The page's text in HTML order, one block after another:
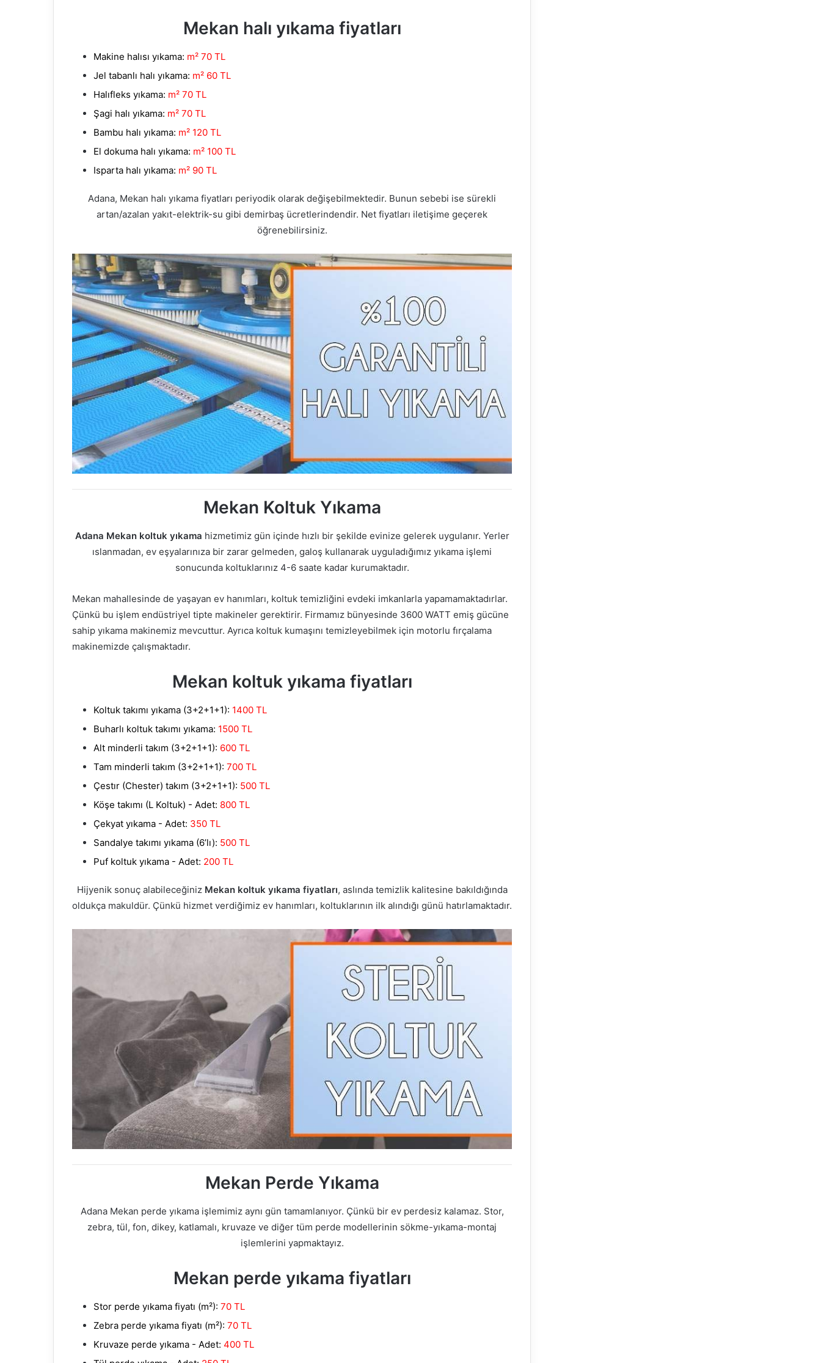
Mekan halı yıkama fiyatları
Makine halısı yıkama: m² 70 TL
Jel tabanlı halı yıkama: m² 60 TL
Halıfleks yıkama: m² 70 TL
Şagi halı yıkama: m² 70 TL
Bambu halı yıkama: m² 120 TL
El dokuma halı yıkama: m² 100 TL
Isparta halı yıkama: m² 90 TL
Adana, Mekan halı yıkama fiyatları periyodik olarak değişebilmektedir. Bunun sebebi ise sürekli
artan/azalan yakıt-elektrik-su gibi demirbaş ücretlerindendir. Net fiyatları iletişime geçerek
öğrenebilirsiniz.
Mekan Koltuk Yıkama
Adana Mekan koltuk yıkama hizmetimiz gün içinde hızlı bir şekilde evinize gelerek uygulanır. Yerler
ıslanmadan, ev eşyalarınıza bir zarar gelmeden, galoş kullanarak uyguladığımız yıkama işlemi
sonucunda koltuklarınız 4-6 saate kadar kurumaktadır.
Mekan mahallesinde de yaşayan ev hanımları, koltuk temizliğini evdeki imkanlarla yapamamaktadırlar.
Çünkü bu işlem endüstriyel tipte makineler gerektirir. Firmamız bünyesinde 3600 WATT emiş gücüne
sahip yıkama makinemiz mevcuttur. Ayrıca koltuk kumaşını temizleyebilmek için motorlu fırçalama
makinemizde çalışmaktadır.
Mekan koltuk yıkama fiyatları
Koltuk takımı yıkama (3+2+1+1): 1400 TL
Buharlı koltuk takımı yıkama: 1500 TL
Alt minderli takım (3+2+1+1): 600 TL
Tam minderli takım (3+2+1+1): 700 TL
Çestır (Chester) takım (3+2+1+1): 500 TL
Köşe takımı (L Koltuk) - Adet: 800 TL
Çekyat yıkama - Adet: 350 TL
Sandalye takımı yıkama (6’lı): 500 TL
Puf koltuk yıkama - Adet: 200 TL
Hijyenik sonuç alabileceğiniz Mekan koltuk yıkama fiyatları, aslında temizlik kalitesine bakıldığında
oldukça makuldür. Çünkü hizmet verdiğimiz ev hanımları, koltuklarının ilk alındığı günü hatırlamaktadır.
Mekan Perde Yıkama
Adana Mekan perde yıkama işlemimiz aynı gün tamamlanıyor. Çünkü bir ev perdesiz kalamaz. Stor,
zebra, tül, fon, dikey, katlamalı, kruvaze ve diğer tüm perde modellerinin sökme-yıkama-montaj
işlemlerini yapmaktayız.
Mekan perde yıkama fiyatları
Stor perde yıkama fiyatı (m²): 70 TL
Zebra perde yıkama fiyatı (m²): 70 TL
Kruvaze perde yıkama - Adet: 400 TL